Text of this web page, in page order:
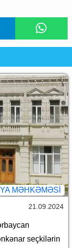
MƏHKƏMƏSI
21.09.2024
seçkilərin